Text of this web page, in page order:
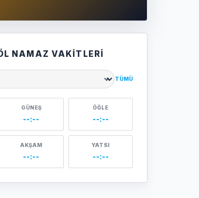
NAMAZ VAKITLERI
TÜMÜ
GÜNEŞ
--:--
ÖĞLE
--:--
AKŞAM
--:--
YATSI
--:--